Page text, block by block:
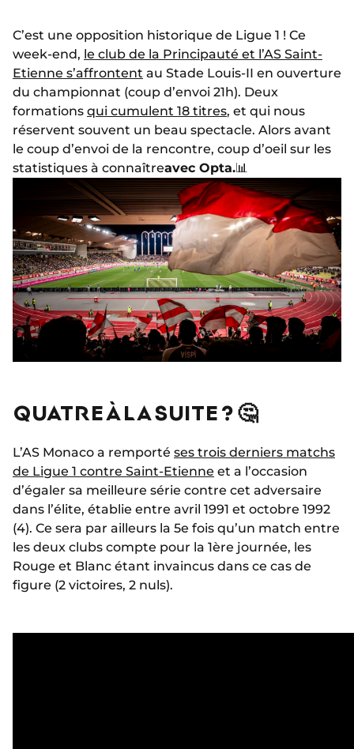
C’est une opposition historique de Ligue 1 ! Ce
week-end, le club de la Principauté et l’AS Saint-
Etienne s’affrontent au Stade Louis-II en ouverture
du championnat (coup d’envoi 21h). Deux
formations qui cumulent 18 titres, et qui nous
réservent souvent un beau spectacle. Alors avant
le coup d’envoi de la rencontre, coup d’oeil sur les
statistiques à connaîtreavec Opta.📊
QUATRE À LA SUITE ? 🤔
L’AS Monaco a remporté ses trois derniers matchs
de Ligue 1 contre Saint-Etienne et a l’occasion
d’égaler sa meilleure série contre cet adversaire
dans l’élite, établie entre avril 1991 et octobre 1992
(4). Ce sera par ailleurs la 5e fois qu’un match entre
les deux clubs compte pour la 1ère journée, les
Rouge et Blanc étant invaincus dans ce cas de
figure (2 victoires, 2 nuls).